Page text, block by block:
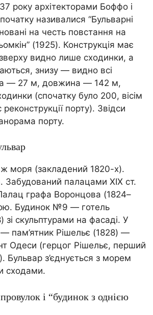
року архітекторами Боффо і
називалися “Бульварні
на честь повстання на
(1925). Конструкція має
видно лише сходинки, а
знизу — видно всі
— 27 м, довжина — 142 м,
(спочатку було 200, вісім
порту). Звідси
порту.
моря (закладений 1820-х).
палацами XIX ст.
графа Воронцова (1824–
Будинок №9 — готель
зі скульптурами на фасаді. У
— пам’ятник Рішельє (1828) —
Одеси (герцог Рішельє, перший
Бульвар з’єднується з морем
сходами.
і “будинок з однією